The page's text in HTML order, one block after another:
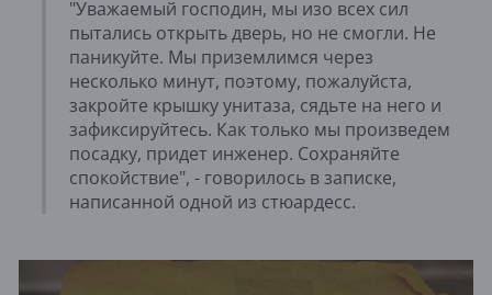
"Уважаемый господин, мы изо всех сил
пытались открыть дверь, но не смогли. Не
паникуйте. Мы приземлимся через
несколько минут, поэтому, пожалуйста,
закройте крышку унитаза, сядьте на него и
зафиксируйтесь. Как только мы произведем
посадку, придет инженер. Сохраняйте
спокойствие", - говорилось в записке,
написанной одной из стюардесс.